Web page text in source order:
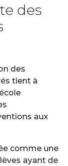
des
des
tient à
aux
comme une
ayant de